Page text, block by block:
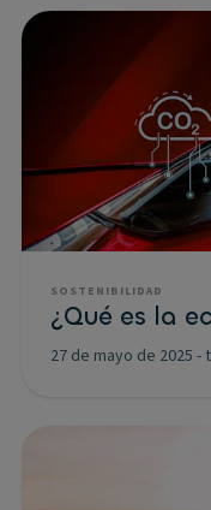
SOSTENIBILIDAD
¿Qué es la
27 de mayo de 2025 -